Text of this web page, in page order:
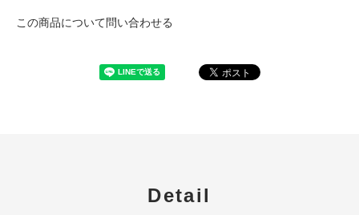
この商品について問い合わせる
Detail